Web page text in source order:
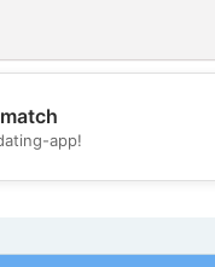
app!